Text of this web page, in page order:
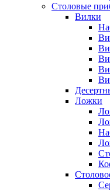
Столовые
Вилки
Ложки